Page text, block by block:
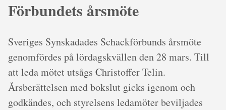
Förbundets årsmöte
Sveriges Synskadades Schackförbunds årsmöte
genomfördes på lördagskvällen den 28 mars. Till
att leda mötet utsågs Christoffer Telin.
Årsberättelsen med bokslut gicks igenom och
godkändes, och styrelsens ledamöter beviljades